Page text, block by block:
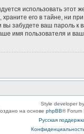
использовать этот
его в тайне, ни
забудете ваш пароль
имя пользователя и
Style developer by
на основе phpBB® Forum
Русская